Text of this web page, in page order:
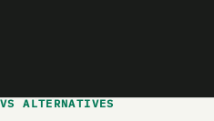
VS ALTERNATIVES